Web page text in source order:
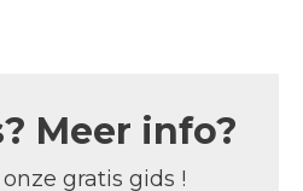
Meer info?
gratis gids !